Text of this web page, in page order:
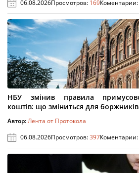
06.08.2026Просмотров: 169Коментарии:
НБУ змінив правила
коштів: що зміниться для боржників
Автор:Лента от Протокола
06.08.2026Просмотров:397Коментарии: